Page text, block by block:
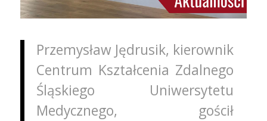
Przemysław Jędrusik, kierownik
Centrum Kształcenia Zdalnego
Śląskiego Uniwersytetu
Medycznego, gościł